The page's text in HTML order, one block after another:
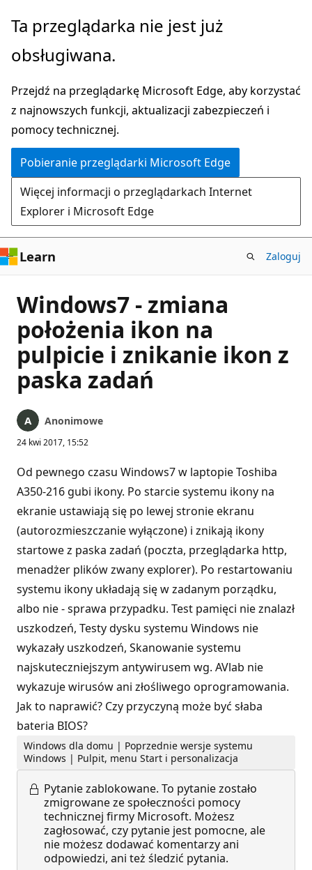
Przejdź
głównej
Ta przeglądarka nie jest już
obsługiwana.
Przejdź na przeglądarkę Microsoft Edge, aby korzystać
z najnowszych funkcji, aktualizacji zabezpieczeń i
pomocy technicznej.
Pobieranie przeglądarki Microsoft Edge
Więcej informacji o przeglądarkach Internet
Explorer i Microsoft Edge
Learn Zaloguj
Windows7 - zmiana
położenia ikon na
pulpicie i znikanie ikon z
paska zadań
Anonimowe
24 kwi 2017, 15:52
Od pewnego czasu Windows7 w laptopie Toshiba
A350-216 gubi ikony. Po starcie systemu ikony na
ekranie ustawiają się po lewej stronie ekranu
(autorozmieszczanie wyłączone) i znikają ikony
startowe z paska zadań (poczta, przeglądarka http,
menadżer plików zwany explorer). Po restartowaniu
systemu ikony układają się w zadanym porządku,
albo nie - sprawa przypadku. Test pamięci nie znalazł
uszkodzeń, Testy dysku systemu Windows nie
wykazały uszkodzeń, Skanowanie systemu
najskuteczniejszym antywirusem wg. AVlab nie
wykazuje wirusów ani złośliwego oprogramowania.
Jak to naprawić? Czy przyczyną może być słaba
bateria BIOS?
Windows dla domu | Poprzednie wersje systemu
Windows | Pulpit, menu Start i personalizacja
Pytanie zablokowane. To pytanie zostało
zmigrowane ze społeczności pomocy
technicznej firmy Microsoft. Możesz
zagłosować, czy pytanie jest pomocne, ale
nie możesz dodawać komentarzy ani
odpowiedzi, ani też śledzić pytania.